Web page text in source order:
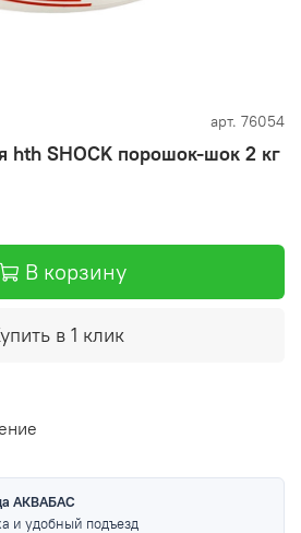
арт. 76054
hth SHOCK порошок-шок 2 кг
В корзину
в 1 клик
АКВАБАС
и удобный подъезд